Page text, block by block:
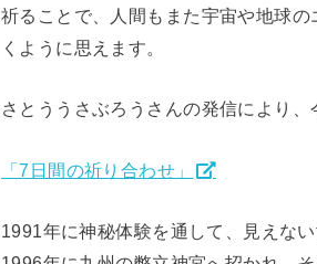
祈ることで、人間もまた宇宙や地球
くように思えます。
さとううさぶろうさんの発信により、
「7日間の祈り合わせ」
1991年に神秘体験を通して、見えな